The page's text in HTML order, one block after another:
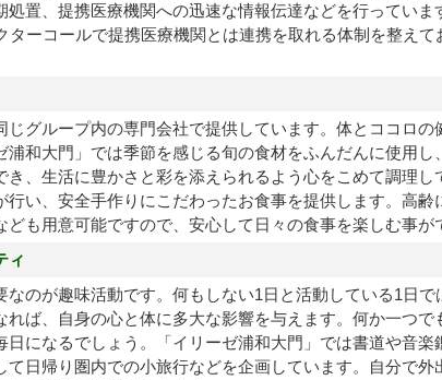
置、提携医療機関への迅速な情報伝達などを行ってい
ターコールで提携医療機関とは連携を取れる体制を整え
グループ内の専門会社で提供しています。体とココロ
和大門」では季節を感じる旬の食材をふんだんに使用し
き、生活に豊かさと彩を添えられるよう心をこめて調理
い、安全手作りにこだわったお食事を提供します。高齢
も用意可能ですので、安心して日々の食事を楽しむ事が
ィ
なのが趣味活動です。何もしない1日と活動している1日
れば、自身の心と体に多大な影響を与えます。何か一つ
になるでしょう。「イリーゼ浦和大門」では書道や音楽
て日帰り圏内での小旅行などを企画しています。自分で外